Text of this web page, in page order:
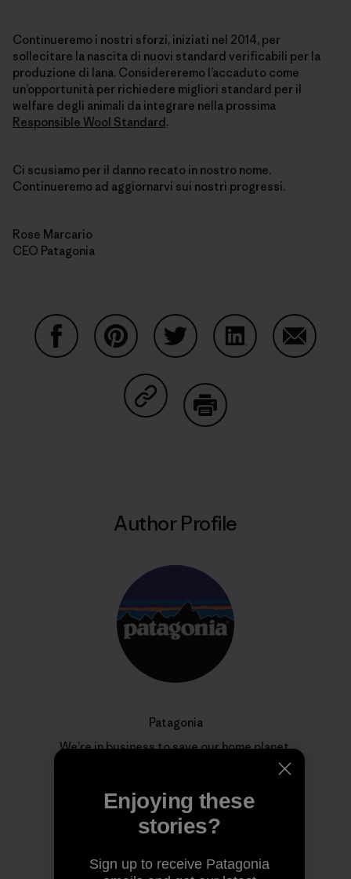
Continueremo i nostri sforzi, iniziati nel 2014, per
sollecitare la nascita di nuovi standard verificabili per la
produzione di lana. Considereremo l’accaduto come
un’opportunità per richiedere migliori standard per il
welfare degli animali da integrare nella prossima
Responsible Wool Standard.
Ci scusiamo per il danno recato in nostro nome.
Continueremo ad aggiornarvi sui nostri progressi.
Rose Marcario
CEO Patagonia
Share on Copy Link
Author Profile
Patagonia
We’re in business to save our home planet.
Enjoying these
stories?
Sign up to receive Patagonia